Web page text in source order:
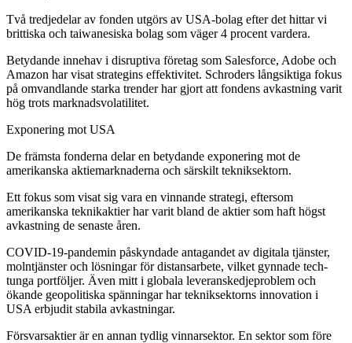
Två tredjedelar av fonden utgörs av USA-bolag efter det hittar vi
brittiska och taiwanesiska bolag som väger 4 procent vardera.
Betydande innehav i disruptiva företag som Salesforce, Adobe och
Amazon har visat strategins effektivitet. Schroders långsiktiga fokus
på omvandlande starka trender har gjort att fondens avkastning varit
hög trots marknadsvolatilitet.
Exponering mot USA
De främsta fonderna delar en betydande exponering mot de
amerikanska aktiemarknaderna och särskilt tekniksektorn.
Ett fokus som visat sig vara en vinnande strategi, eftersom
amerikanska teknikaktier har varit bland de aktier som haft högst
avkastning de senaste åren.
COVID-19-pandemin påskyndade antagandet av digitala tjänster,
molntjänster och lösningar för distansarbete, vilket gynnade tech-
tunga portföljer. Även mitt i globala leveranskedjeproblem och
ökande geopolitiska spänningar har tekniksektorns innovation i
USA erbjudit stabila avkastningar.
Försvarsaktier är en annan tydlig vinnarsektor. En sektor som före